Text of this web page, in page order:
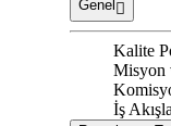
Genel
Kalite
Misyon
İş